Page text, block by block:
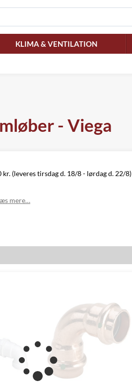
KLIMA & VENTILATION
- Viega
kr. (leveres tirsdag d. 18/8 - lørdag d. 22/8)
Leveres
mandag d. 24/8
kr.
-
mere…